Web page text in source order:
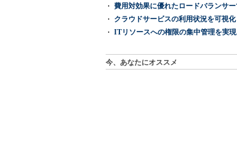
費用対効果に優れたロードバランサ
クラウドサービスの利用状況を可視
ITリソースへの権限の集中管理を実
今、あなたにオススメ